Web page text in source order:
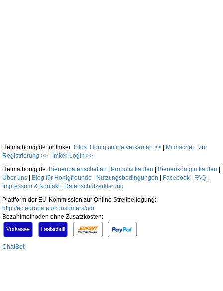
Heimathonig.de für Imker: Infos: Honig online verkaufen >>
Mitmachen: zur
Registrierung >>
Imker-Login >>
Heimathonig.de: Bienenpatenschaften Propolis kaufen Bienenkönigin kaufen
Über uns
Blog für Honigfreunde Nutzungsbedingungen Facebook FAQ
Impressum & Kontakt|
Datenschutzerklärung
Plattform der EU-Kommission zur Online-Streitbeilegung:
http://ec.europa.eu/consumers/odr
Bezahlmethoden ohne Zusatzkosten:
ChatBot